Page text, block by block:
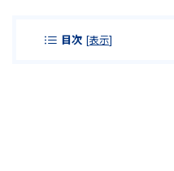
目次 [表示]